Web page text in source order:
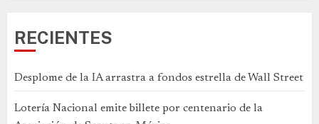
RECIENTES
Desplome de la IA arrastra a fondos estrella de Wall Street
Lotería Nacional emite billete por centenario de la